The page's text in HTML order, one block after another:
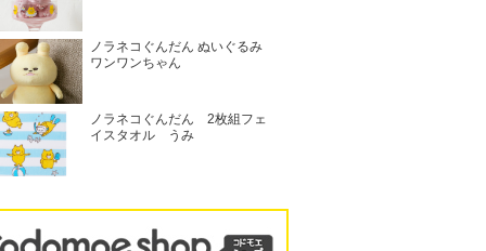
ノラネコぐんだん ぬいぐるみ
ワンワンちゃん
ノラネコぐんだん 2枚組フェ
イスタオル うみ